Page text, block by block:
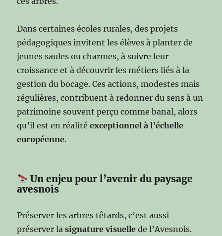
Dans certaines écoles rurales, des projets
pédagogiques invitent les élèves à planter de
jeunes saules ou charmes, à suivre leur
croissance et à découvrir les métiers liés à la
gestion du bocage. Ces actions, modestes mais
régulières, contribuent à redonner du sens à un
patrimoine souvent perçu comme banal, alors
qu’il est en réalitéexceptionnel à l’échelle
européenne.
Un enjeu pour l’avenir du paysage
avesnois
Préserver les arbres têtards, c’est aussi
préserver lasignature visuelle de l’Avesnois.